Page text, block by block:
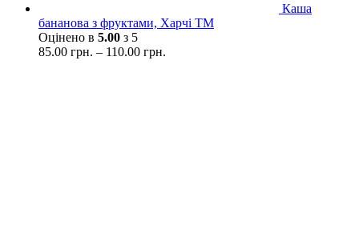
Каша
бананова з фруктами, Харчі ТМ
Оцінено в 5.00 з 5
85.00 грн. – 110.00 грн.